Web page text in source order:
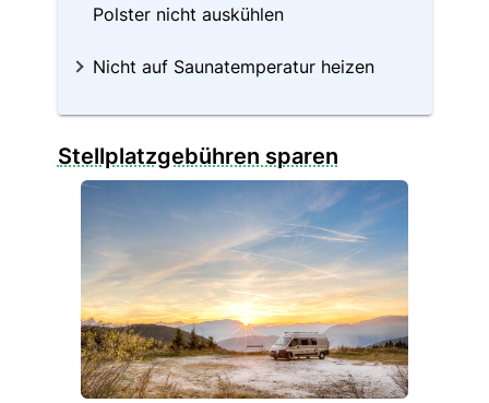
Polster nicht auskühlen
Nicht auf Saunatemperatur heizen
Stellplatzgebühren sparen